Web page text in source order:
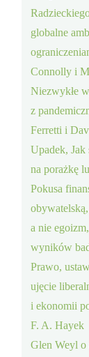
globalne
Connolly i
Niezwykłe
z
Ferretti i
Upadek, Jak
na porażkę
Pokusa
a nie
wyników
Prawo,
ujęcie
i ekonomii
F. A. Hayek
Glen Weyl o